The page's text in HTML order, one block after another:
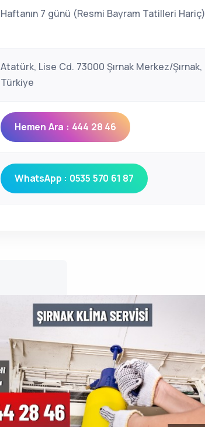
Haftanın 7 günü (Resmi Bayram Tatilleri Hariç)
Atatürk, Lise Cd. 73000 Şırnak Merkez/Şırnak,
Türkiye
Hemen Ara : 444 28 46
WhatsApp : 0535 570 61 87